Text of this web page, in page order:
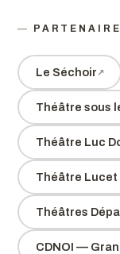
Le Séchoir
Théâtre sous
Théâtre Luc
Théâtre
Théâtres
CDNOI —